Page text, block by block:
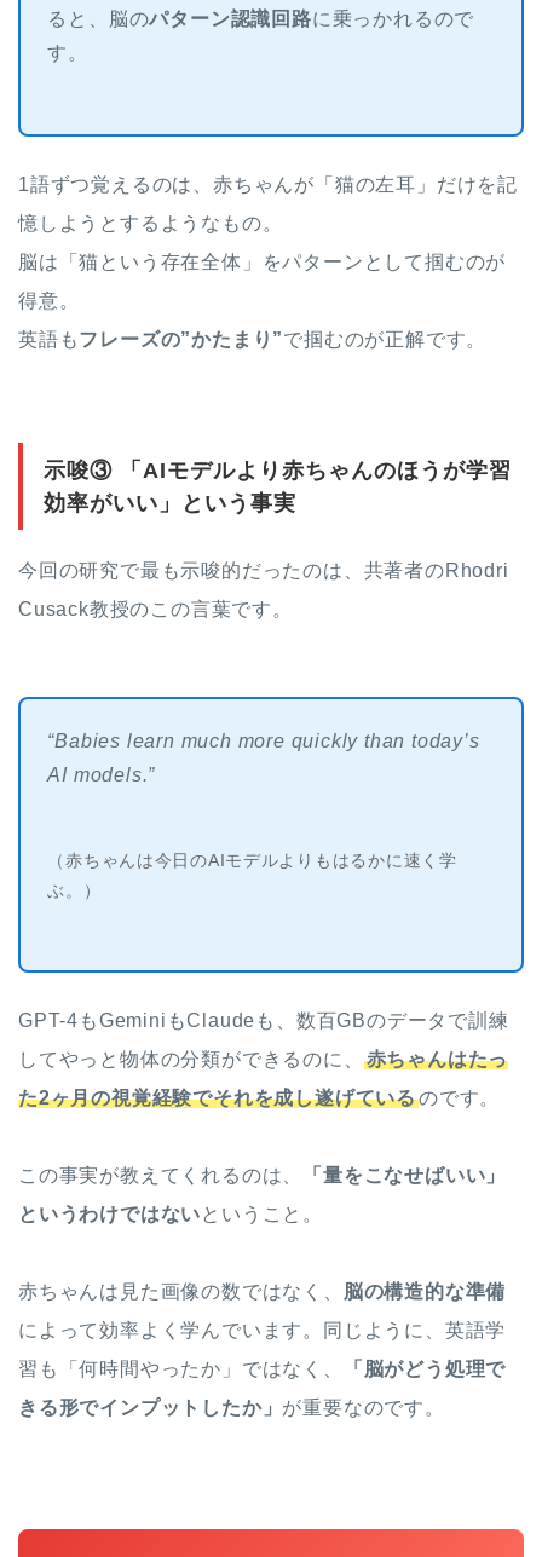
ると、脳のパターン認識回路に乗っかれるので
す。
1語ずつ覚えるのは、赤ちゃんが「猫の左耳」だけを記
憶しようとするようなもの。
脳は「猫という存在全体」をパターンとして掴むのが
得意。
英語もフレーズの”かたまり”で掴むのが正解です。
示唆③ 「AIモデルより赤ちゃんのほうが学習
効率がいい」という事実
今回の研究で最も示唆的だったのは、共著者のRhodri
Cusack教授のこの言葉です。
“Babies learn much more quickly than today’s
AI models.”
（赤ちゃんは今日のAIモデルよりもはるかに速く学
ぶ。）
GPT-4もGeminiもClaudeも、数百GBのデータで訓練
してやっと物体の分類ができるのに、
赤ちゃんはたっ
た2ヶ月の視覚経験でそれを成し遂げているのです。
この事実が教えてくれるのは、
「量をこなせばいい」
というわけではない ということ。
赤ちゃんは見た画像の数ではなく、 脳の構造的な準備
によって効率よく学んでいます。同じように、英語学
習も「何時間やったか」ではなく、
「脳がどう処理で
きる形でインプットしたか」 が重要なのです。